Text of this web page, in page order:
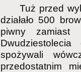
Tuż przed
działało 500
piwny zamiast
spożywali
przedostatnim